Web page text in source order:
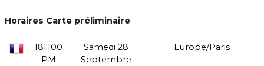
Horaires Carte préliminaire
18H00
PM
Samedi 28
Septembre
Europe/Paris